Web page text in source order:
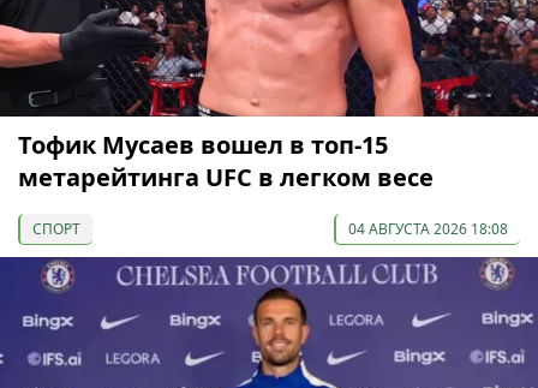
Тофик Мусаев вошел в топ-15
метарейтинга UFC в легком весе
СПОРТ 04 АВГУСТА 2026 18:08